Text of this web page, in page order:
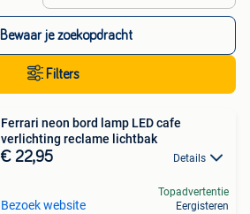
Bewaar je zoekopdracht
Filters
Ferrari neon bord lamp LED cafe
verlichting reclame lichtbak
€ 22,95 Details
Bezoek website
Topadvertentie
Eergisteren